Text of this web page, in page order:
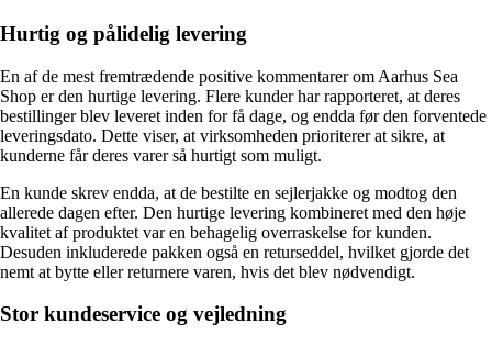
Hurtig og pålidelig levering
En af de mest fremtrædende positive kommentarer om Aarhus Sea
Shop er den hurtige levering. Flere kunder har rapporteret, at deres
bestillinger blev leveret inden for få dage, og endda før den forventede
leveringsdato. Dette viser, at virksomheden prioriterer at sikre, at
kunderne får deres varer så hurtigt som muligt.
En kunde skrev endda, at de bestilte en sejlerjakke og modtog den
allerede dagen efter. Den hurtige levering kombineret med den høje
kvalitet af produktet var en behagelig overraskelse for kunden.
Desuden inkluderede pakken også en returseddel, hvilket gjorde det
nemt at bytte eller returnere varen, hvis det blev nødvendigt.
Stor kundeservice og vejledning